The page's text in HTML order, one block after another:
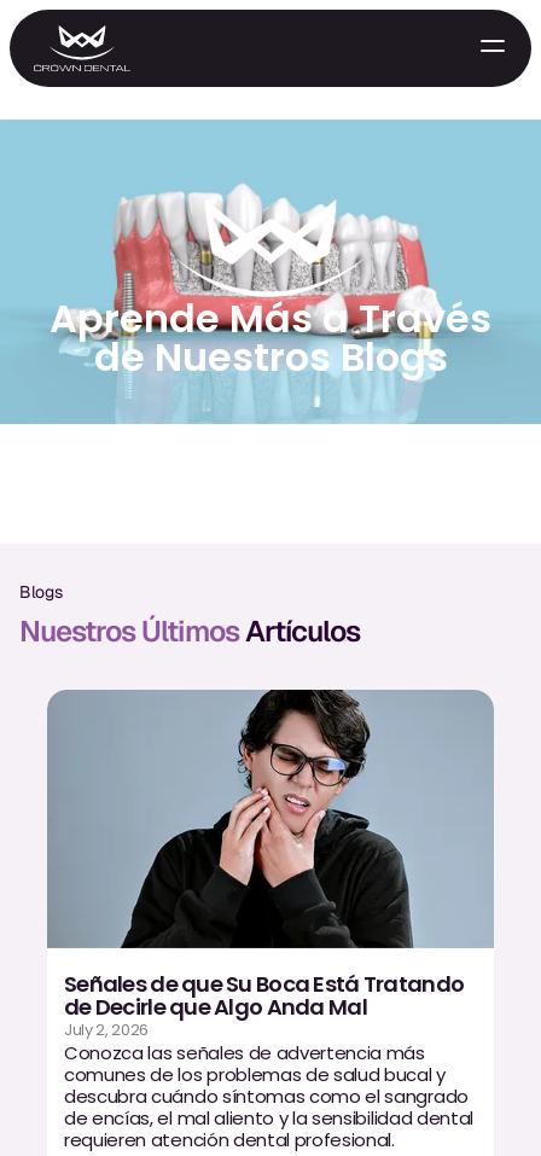
GENERAL
Tratamiento de Emergencia
Tratamiento Periodontal
Tratamiento de Conducto
Protectores Bucales Deportivos
Coronas y Fundas
Puentes Dentales
Empastes Dentales
Dentaduras
Aprende Más a Través
de Nuestros Blogs
Blogs
Nuestros ÚltimosArtículos
Señales de que Su Boca Está Tratando
de Decirle que Algo Anda Mal
July 2, 2026
Conozca las señales de advertencia más
comunes de los problemas de salud bucal y
descubra cuándo síntomas como el sangrado
de encías, el mal aliento y la sensibilidad dental
requieren atención dental profesional.